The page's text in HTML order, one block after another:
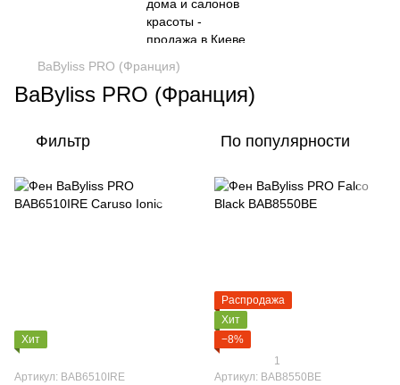
BaByliss PRO (Франция)
BaByliss PRO (Франция)
Фильтр По популярности
Хит
Артикул: BAB6510IRE
Распродажа
Хит
−8%
1
Артикул: BAB8550BE